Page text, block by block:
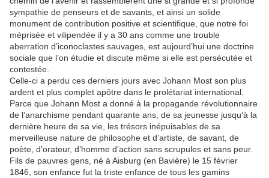
sympathie de penseurs et de savants, et ainsi un solide
monument de contribution positive et scientifique, que notre foi
méprisée et vilipendée il y a 30 ans comme une trouble
aberration d’iconoclastes sauvages, est aujourd’hui une doctrine
sociale que l’on étudie et discute même si elle est persécutée et
contestée.
Celle-ci a perdu ces derniers jours avec Johann Most son plus
ardent et plus complet apôtre dans le prolétariat international.
Parce que Johann Most a donné à la propagande révolutionnaire
de l’anarchisme pendant quarante ans, de sa jeunesse jusqu’à la
dernière heure de sa vie, les trésors inépuisables de sa
merveilleuse nature de philosophe et d’artiste, de savant, de
poète, d’orateur, d’homme d’action sans scrupules et sans peur.
Fils de pauvres gens, né à Aisburg (en Bavière) le 15 février
1846, son enfance fut la triste enfance de tous les gamins